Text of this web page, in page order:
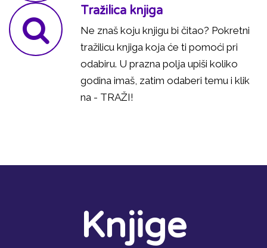
Tražilica knjiga
Ne znaš koju knjigu bi čitao? Pokretni
tražilicu knjiga koja će ti pomoći pri
odabiru. U prazna polja upiši koliko
godina imaš, zatim odaberi temu i klik
na - TRAŽI!
Knjige